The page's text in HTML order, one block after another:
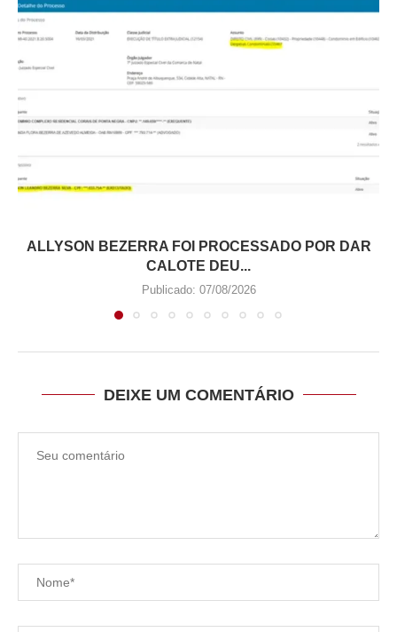
ALLYSON BEZERRA FOI PROCESSADO POR DAR
CALOTE DEU...
Publicado: 07/08/2026
DEIXE UM COMENTÁRIO